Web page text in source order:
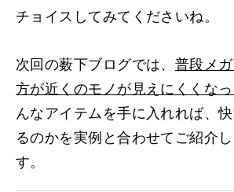
チョイスしてみてくださいね。
次回の薮下ブログでは、 普段メ
方が近くのモノが見えにくくな
んなアイテムを手に入れれば、
るのかを実例と合わせてご紹介
す。